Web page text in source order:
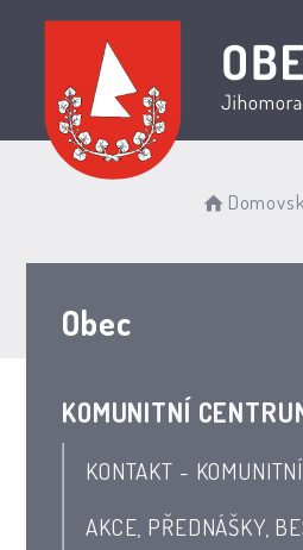
Obec
KOMUNITNÍ
KONTAKT -
AKCE, PŘEDNÁŠKY,